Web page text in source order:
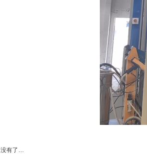
没有了…